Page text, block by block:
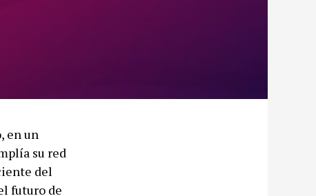
en un
su red
del
futuro de